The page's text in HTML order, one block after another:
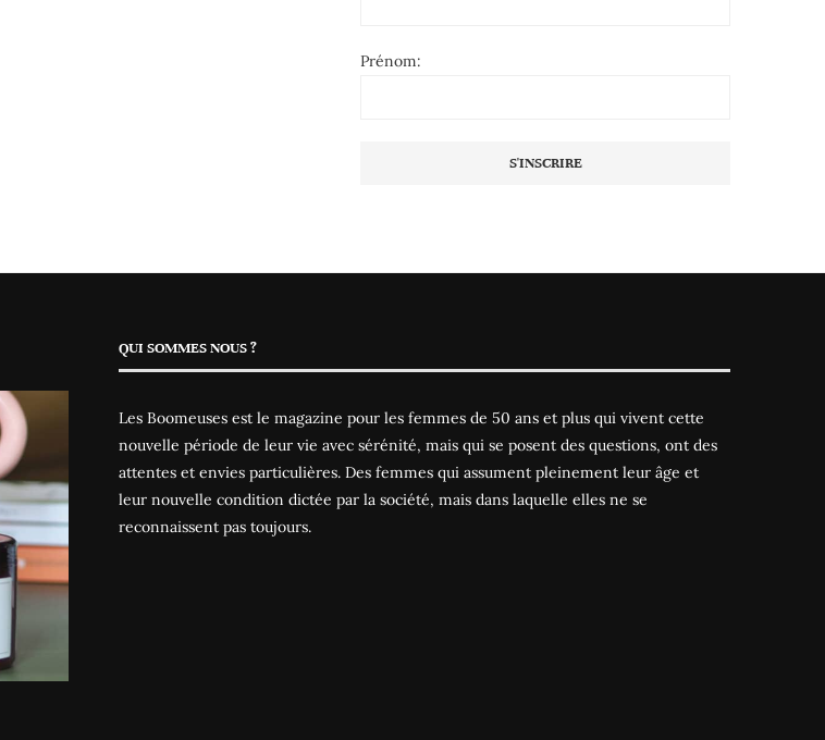
Prénom:
QUI SOMMES NOUS ?
Les Boomeuses est le magazine pour les femmes de 50 ans et plus qui vivent cette
nouvelle période de leur vie avec sérénité, mais qui se posent des questions, ont des
attentes et envies particulières. Des femmes qui assument pleinement leur âge et
leur nouvelle condition dictée par la société, mais dans laquelle elles ne se
reconnaissent pas toujours.